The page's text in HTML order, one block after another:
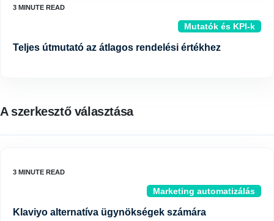
Mutatók és KPI-k
Teljes útmutató az átlagos rendelési értékhez
A szerkesztő választása
Marketing automatizálás
Klaviyo alternatíva ügynökségek számára